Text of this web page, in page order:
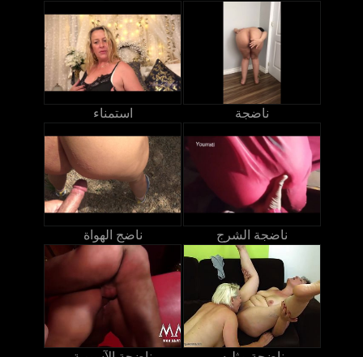
استمناء ناضجة
ناضج الهواة ناضجة الشرج